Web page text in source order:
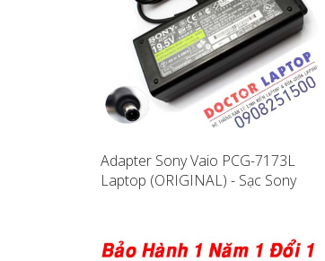
Adapter Sony Vaio PCG-7173L
Laptop (ORIGINAL) - Sạc Sony